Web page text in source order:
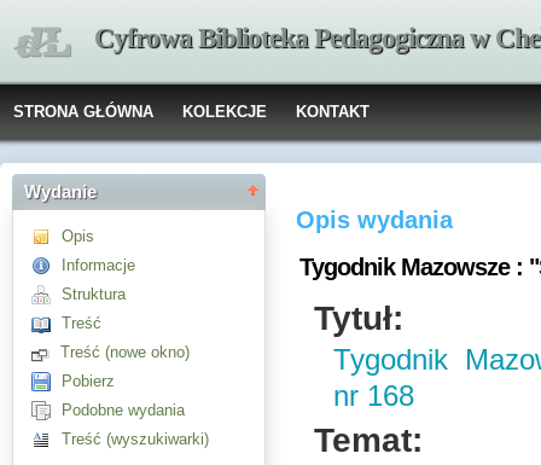
Cyfrowa Biblioteka Pedagogiczna w
STRONA GŁÓWNA KOLEKCJE KONTAKT
Wydanie
Opis
Informacje
Struktura
Treść
Treść (nowe okno)
Pobierz
Podobne wydania
Treść (wyszukiwarki)
Opis wydania
Tygodnik Mazowsze :
Tytuł:
Tygodnik
nr 168
Temat: